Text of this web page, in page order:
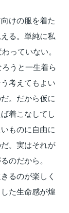
けの服を着た
る。単純に私
っていない。
うと一生着ら
考えてもよい
。だから仮に
着こなしてし
ものに自由に
。実はそれが
のだから。
るのが楽しく
た生命感が煌